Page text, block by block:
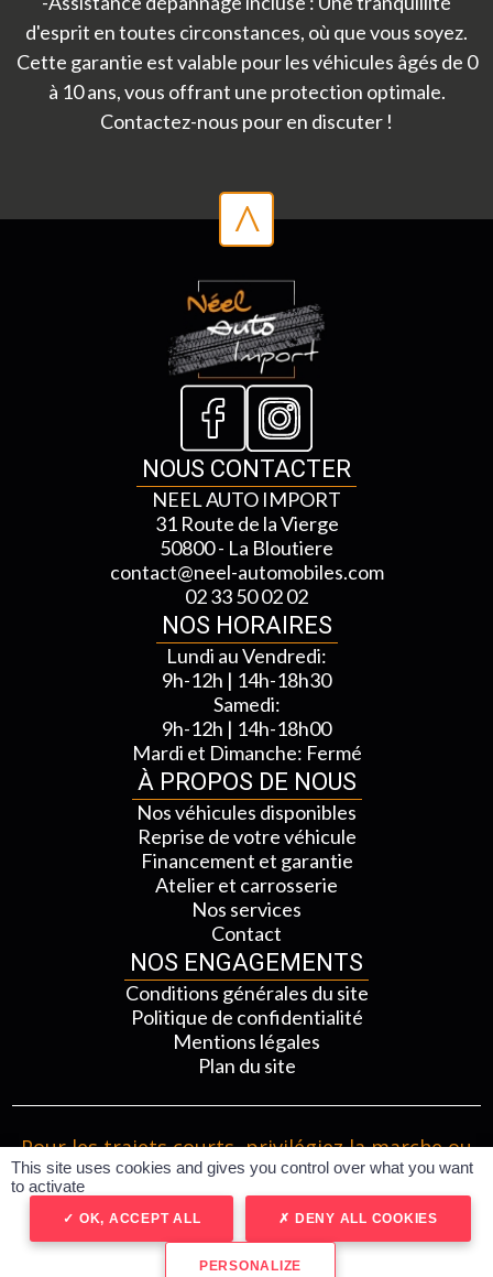
d'esprit en toutes circonstances, où que vous soyez.
Cette garantie est valable pour les véhicules âgés de 0
à 10 ans, vous offrant une protection optimale.
Contactez-nous pour en discuter !
^
NOUS CONTACTER
NEEL AUTO IMPORT
31 Route de la Vierge
50800 - La Bloutiere
contact@neel-automobiles.com
02 33 50 02 02
NOS HORAIRES
Lundi au Vendredi:
9h-12h | 14h-18h30
Samedi:
9h-12h | 14h-18h00
Mardi et Dimanche: Fermé
À PROPOS DE NOUS
Nos véhicules disponibles
Reprise de votre véhicule
Financement et garantie
Atelier et carrosserie
Nos services
Contact
NOS ENGAGEMENTS
Conditions générales du site
Politique de confidentialité
Mentions légales
Plan du site
Pour les trajets courts, privilégiez la marche ou
le vélo #SeDéplacerMoinsPolluer
Réalisé par SPIDERVO
This site uses cookies and gives you control over what you want
to activate
OK, ACCEPT ALL DENY ALL COOKIES
PERSONALIZE